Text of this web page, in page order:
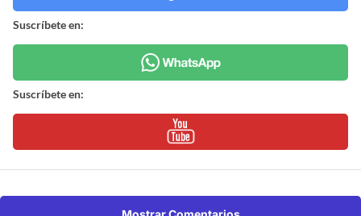
Suscríbete en:
Suscríbete en: